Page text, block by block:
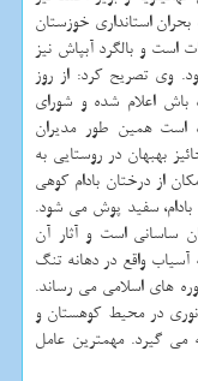
استانداری خوزستان
است و بالگرد آبپاش نیز
وی تصریح كرد: از روز
باش اعلام شده و شورای
است همین طور مدیران
بهبهان در روستایی به
از درختان بادام كوهی
سفید پوش می شود.
ساسانی است و آثار آن
واقع در دهانه تنگ
های اسلامی‏ می رساند.
در محیط كوهستان و
می گیرد. مهمترین عامل